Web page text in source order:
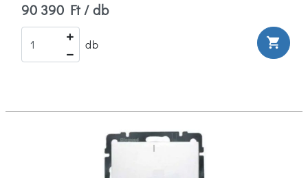
90 390 Ft / db
db shopping_cart